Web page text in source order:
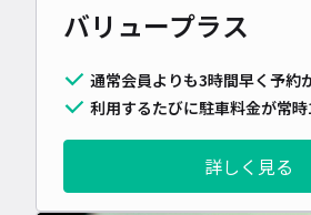
バリュープラス
通常会員よりも3時間早く予約
利用するたびに駐車料金が常
詳しく見る